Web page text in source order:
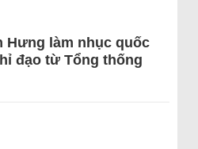
Hưng làm nhục quốc
đạo từ Tổng thống